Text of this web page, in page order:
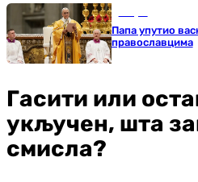
Папа упутио
православцима
Гасити или
укључен, шта
смисла?